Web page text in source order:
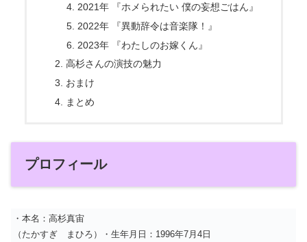
2021年 『ホメられたい 僕の妄想ごはん』
2022年 『異動辞令は音楽隊！』
2023年 『わたしのお嫁くん』
高杉さんの演技の魅力
おまけ
まとめ
プロフィール
・本名：高杉真宙
（たかすぎ まひろ）・生年月日：1996年7月4日